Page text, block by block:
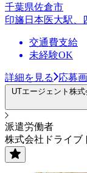
千葉県佐倉市
印旛日本医大駅、
交通費支給
未経験OK
詳細を見る 応募
UTエージェント株
派遣労働者
株式会社ドライブ